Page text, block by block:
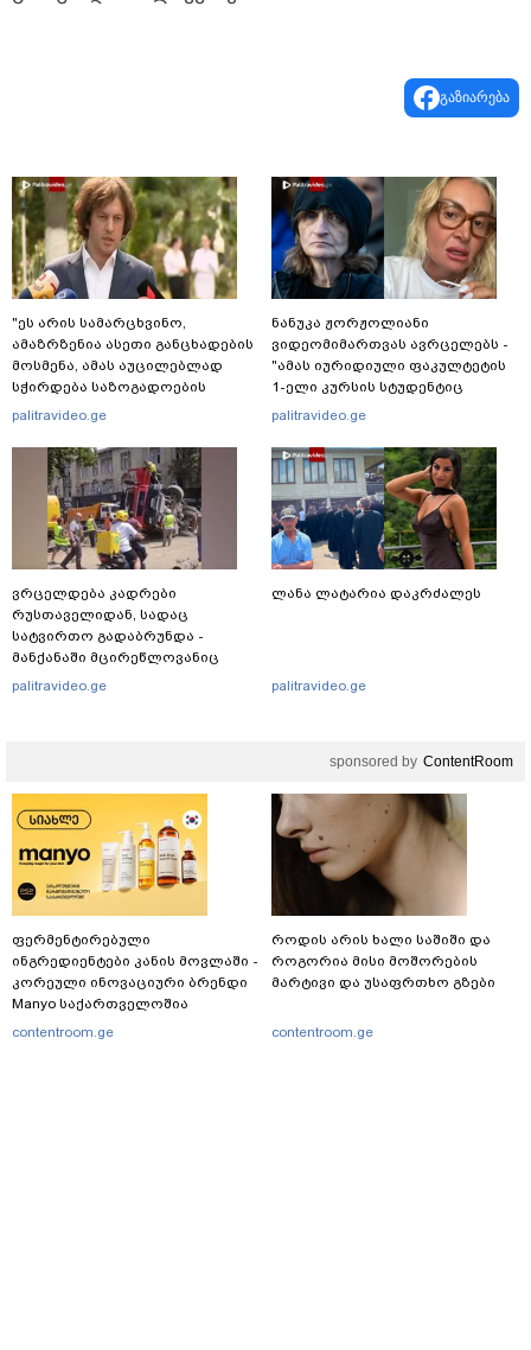
გაზიარება
"ეს არის სამარცხვინო,
ამაზრზენია ასეთი განცხადების
მოსმენა, ამას აუცილებლად
სჭირდება საზოგადოების
სათანადო რეაქცია" - ირაკლი
palitravideo.ge
ვრცელდება კადრები
რუსთაველიდან, სადაც
სატვირთო გადაბრუნდა -
მანქანაში მცირეწლოვანიც
იმყოფებოდა
palitravideo.ge
ნანუკა ჟორჟოლიანი
ვიდეომიმართვას ავრცელებს -
"ამას იურიდიული ფაკულტეტის
1-ელი კურსის სტუდენტიც
იკითხავს"
palitravideo.ge
ლანა ლატარია დაკრძალეს
palitravideo.ge
sponsored by ContentRoom
ფერმენტირებული
ინგრედიენტები კანის მოვლაში -
კორეული ინოვაციური ბრენდი
Manyo საქართველოშია
contentroom.ge
როდის არის ხალი საშიში და
როგორია მისი მოშორების
მარტივი და უსაფრთხო გზები
contentroom.ge